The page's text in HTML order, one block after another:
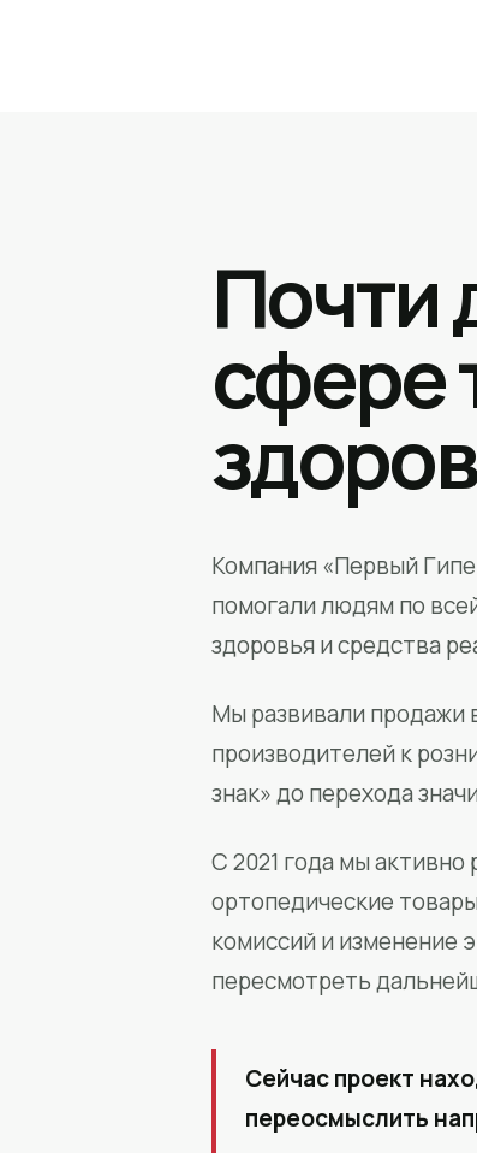
Почти
сфере
Компания «Первый
помогали людям по
здоровья и средства
Мы развивали продажи
производителей к
знак» до перехода
С 2021 года мы
ортопедические
комиссий и изменение
пересмотреть
Сейчас проект
переосмыслить